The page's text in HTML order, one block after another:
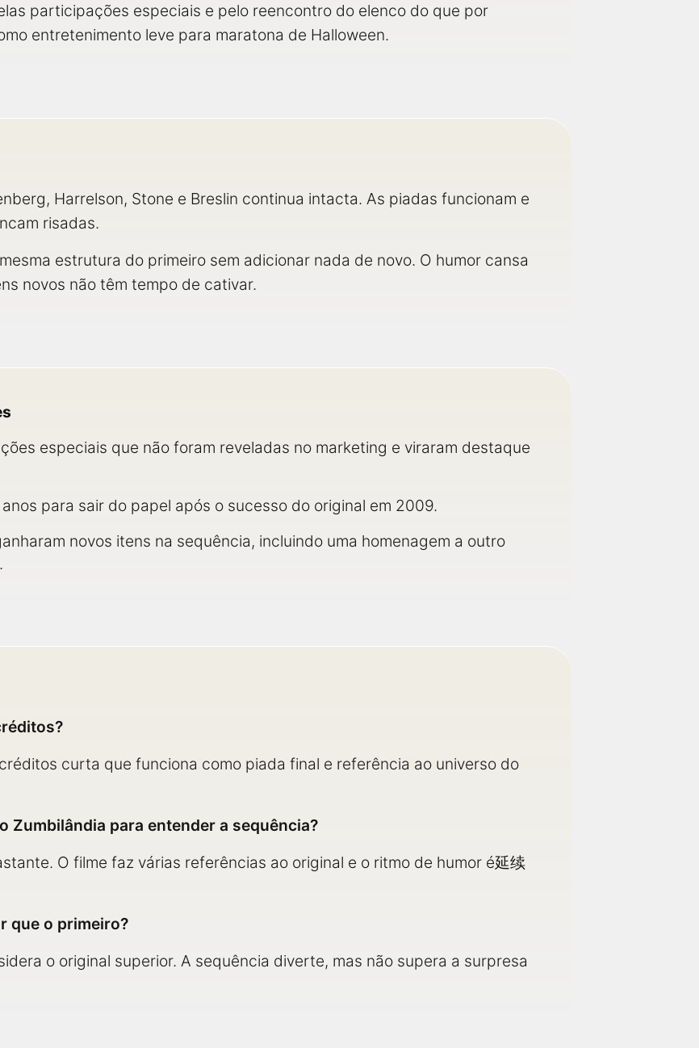
participações especiais e pelo reencontro do elenco do que por
entretenimento leve para maratona de Halloween.
Harrelson, Stone e Breslin continua intacta. As piadas funcionam e
risadas.
estrutura do primeiro sem adicionar nada de novo. O humor cansa
novos não têm tempo de cativar.
especiais que não foram reveladas no marketing e viraram destaque
para sair do papel após o sucesso do original em 2009.
novos itens na sequência, incluindo uma homenagem a outro
curta que funciona como piada final e referência ao universo do
Zumbilândia para entender a sequência?
O filme faz várias referências ao original e o ritmo de humor é延续
que o primeiro?
o original superior. A sequência diverte, mas não supera a surpresa